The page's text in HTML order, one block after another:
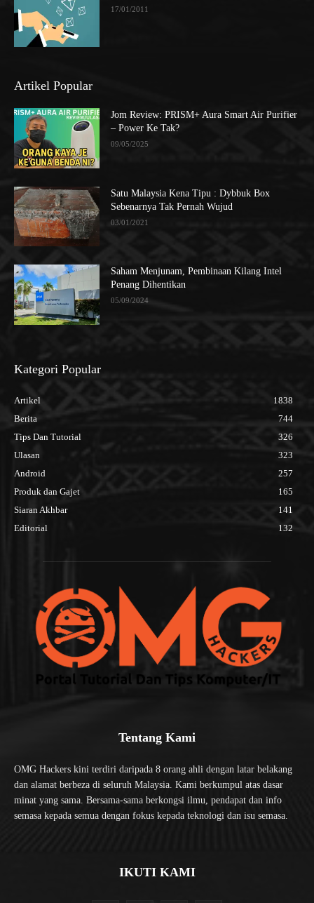
17/01/2011
Artikel Popular
Jom Review: PRISM+ Aura Smart Air Purifier
– Power Ke Tak?
09/05/2025
Satu Malaysia Kena Tipu : Dybbuk Box
Sebenarnya Tak Pernah Wujud
03/01/2021
Saham Menjunam, Pembinaan Kilang Intel
Penang Dihentikan
05/09/2024
Kategori Popular
Artikel
1838
Berita
744
Tips Dan Tutorial
326
Ulasan
323
Android
257
Produk dan Gajet
165
Siaran Akhbar
141
Editorial
132
Tentang Kami
OMG Hackers kini terdiri daripada 8 orang ahli dengan latar belakang
dan alamat berbeza di seluruh Malaysia. Kami berkumpul atas dasar
minat yang sama. Bersama-sama berkongsi ilmu, pendapat dan info
semasa kepada semua dengan fokus kepada teknologi dan isu semasa.
IKUTI KAMI